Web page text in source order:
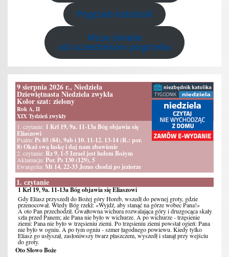
Pogrzeb katolicki
Msze święte
od uczestników pogrzebu
9 sierpnia 2026 r., Niedziela
Dziewiętnasta Niedziela zwykła
Kolor szat: zielony
Rok A, II
XIX Tydzień zwykły
1. czytanie: 1 Krl 19, 9a. 11-13a Bóg objawia się
Eliaszowi
Psalm:Ps 85 (84), 9ab i 10. 11-12. 13-14 (R.: por.
8) Okaż swą łaskę i daj nam zbawienie
2. czytanie:Rz 9, 1-5 Izrael jest ludem Bożym
Aklamacja:Por. Ps 130 (129), 5
Ewangelia:Mt 14, 22-33 Jezus chodzi po jeziorze
1. czytanie
1 Krl 19, 9a. 11-13a Bóg objawia się Eliaszowi
Gdy Eliasz przyszedł do Bożej góry Horeb, wszedł do pewnej groty, gdzie
przenocował. Wtedy Bóg rzekł: «Wyjdź, aby stanąć na górze wobec Pana!»
A oto Pan przechodził. Gwałtowna wichura rozwalająca góry i druzgocąca skały
szła przed Panem; ale Pana nie było w wichurze. A po wichurze - trzęsienie
ziemi: Pana nie było w trzęsieniu ziemi. Po trzęsieniu ziemi powstał ogień: Pana
nie było w ogniu. A po tym ogniu - szmer łagodnego powiewu. Kiedy tylko
Eliasz go usłyszał, zasłoniwszy twarz płaszczem, wyszedł i stanął przy wejściu
do groty.
Oto Słowo Boże